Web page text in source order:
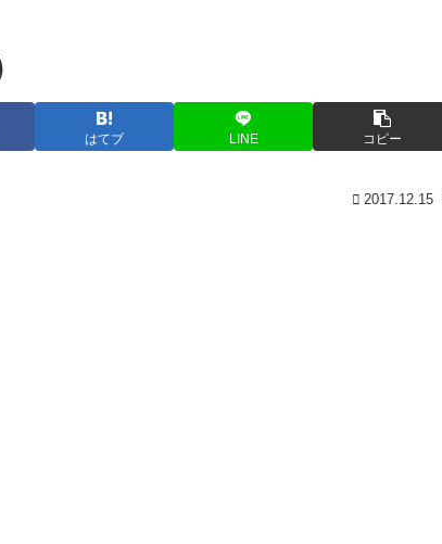
はてブ LINE コピー
2017.12.15